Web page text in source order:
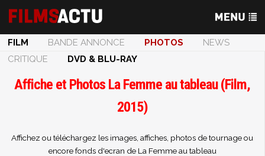
FILM BANDE ANNONCE PHOTOS
NEWS
CRITIQUE
DVD & BLU-RAY
Affiche et Photos La Femme au tableau (Film,
2015)
Affichez ou téléchargez les images, affiches, photos de tournage ou
encore fonds d'ecran de La Femme au tableau